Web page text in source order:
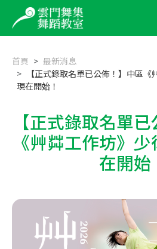
首頁
最新消息
【正式錄取名單已公佈！】中區
現在開始！
【正式錄取名單
《艸茻工作坊》
在開始